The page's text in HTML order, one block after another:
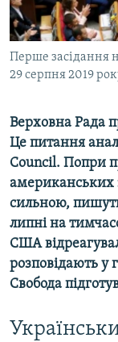
ІНФОГРАФІКА
ДОЛУЧАЙСЯ!
Перше засідання
29 серпня 2019
Верховна Рада
Це питання
Council. Попри
американських
сильною,
липні на
США
розповідають у
Свобода